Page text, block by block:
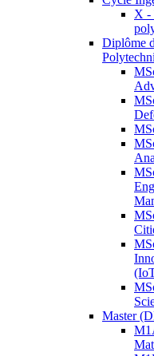
X -
Diplôme
Master